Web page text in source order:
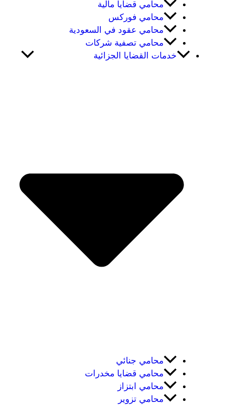
محامي قضايا مالية
محامي فوركس
محامي عقود في السعودية
محامي تصفية شركات
خدمات القضايا الجزائية
محامي جنائي
محامي قضايا مخدرات
محامي ابتزاز
محامي تزوير